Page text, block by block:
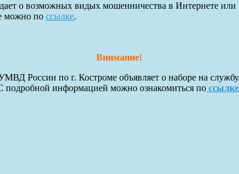
о возможных видых мошенничества в Интернете или
можно по ссылке.
Внимание!
России по г. Костроме объявляет о наборе на
подробной информацией можно ознакомиться по ссылке